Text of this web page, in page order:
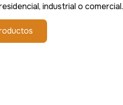
industrial o comercial.